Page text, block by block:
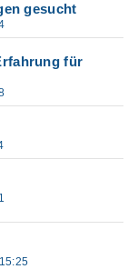
gesucht
für